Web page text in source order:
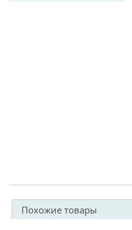
Похожие товары